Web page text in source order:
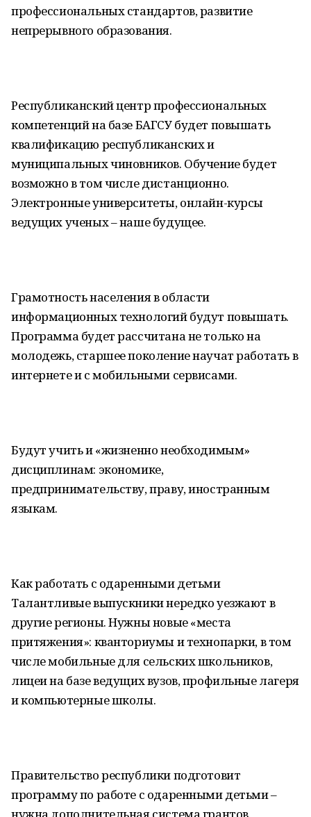
профессиональных стандартов, развитие
непрерывного образования.
Республиканский центр профессиональных
компетенций на базе БАГСУ будет повышать
квалификацию республиканских и
муниципальных чиновников. Обучение будет
возможно в том числе дистанционно.
Электронные университеты, онлайн-курсы
ведущих ученых – наше будущее.
Грамотность населения в области
информационных технологий будут повышать.
Программа будет рассчитана не только на
молодежь, старшее поколение научат работать в
интернете и с мобильными сервисами.
Будут учить и «жизненно необходимым»
дисциплинам: экономике,
предпринимательству, праву, иностранным
языкам.
Как работать с одаренными детьми
Талантливые выпускники нередко уезжают в
другие регионы. Нужны новые «места
притяжения»: кванториумы и технопарки, в том
числе мобильные для сельских школьников,
лицеи на базе ведущих вузов, профильные лагеря
и компьютерные школы.
Правительство республики подготовит
программу по работе с одаренными детьми –